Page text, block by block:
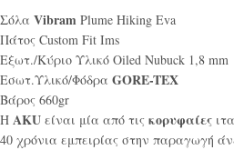
Σόλα Vibram Plume Hiking Eva
Πάτος Custom Fit Ims
Εξωτ./Κύριο Υλικό Oiled Nubuck 1,8 mm
Εσωτ.Υλικό/Φόδρα GORE-TEX
Βάρος 660gr
Η AKU είναι μία από τις κορυφαίες
40 χρόνια εμπειρίας στην παραγωγή